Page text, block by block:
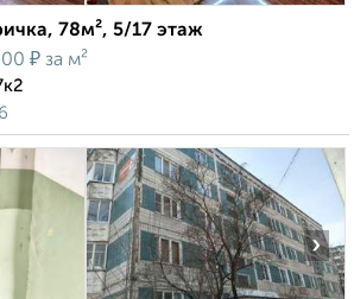
78м², 5/17 этаж
₽ за м²
›